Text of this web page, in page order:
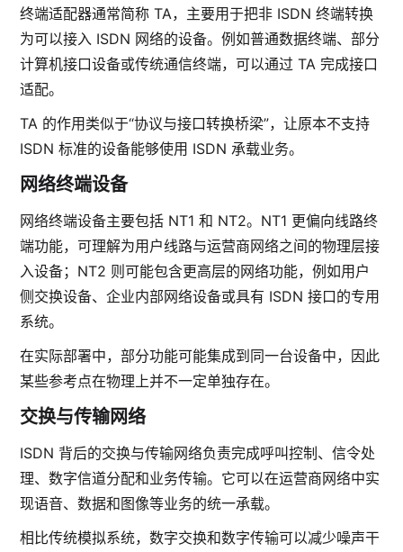
终端适配器通常简称 TA，主要用于把非 ISDN 终端转换
为可以接入 ISDN 网络的设备。例如普通数据终端、部分
计算机接口设备或传统通信终端，可以通过 TA 完成接口
适配。
TA 的作用类似于“协议与接口转换桥梁”，让原本不支持
ISDN 标准的设备能够使用 ISDN 承载业务。
网络终端设备
网络终端设备主要包括 NT1 和 NT2。NT1 更偏向线路终
端功能，可理解为用户线路与运营商网络之间的物理层接
入设备；NT2 则可能包含更高层的网络功能，例如用户
侧交换设备、企业内部网络设备或具有 ISDN 接口的专用
系统。
在实际部署中，部分功能可能集成到同一台设备中，因此
某些参考点在物理上并不一定单独存在。
交换与传输网络
ISDN 背后的交换与传输网络负责完成呼叫控制、信令处
理、数字信道分配和业务传输。它可以在运营商网络中实
现语音、数据和图像等业务的统一承载。
相比传统模拟系统，数字交换和数字传输可以减少噪声干